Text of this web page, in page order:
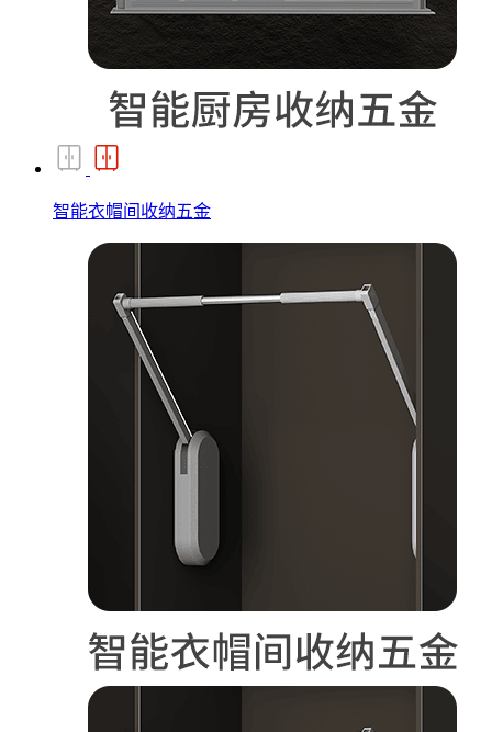
智能衣帽间收纳五金